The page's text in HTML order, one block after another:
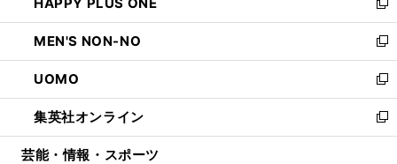
で
開
く
ド
ウ
で
開
く
ィ
ン
ド
ウ
で
開
く
い
ウ
ィ
ン
ド
ウ
で
開
新
し
い
ウ
ィ
ン
ド
ウ
MEN'S NON-NO
新
し
い
ウ
ィ
ン
UOMO
新
し
い
ウ
集英社オンライン
新
し
芸能・情報・スポーツ